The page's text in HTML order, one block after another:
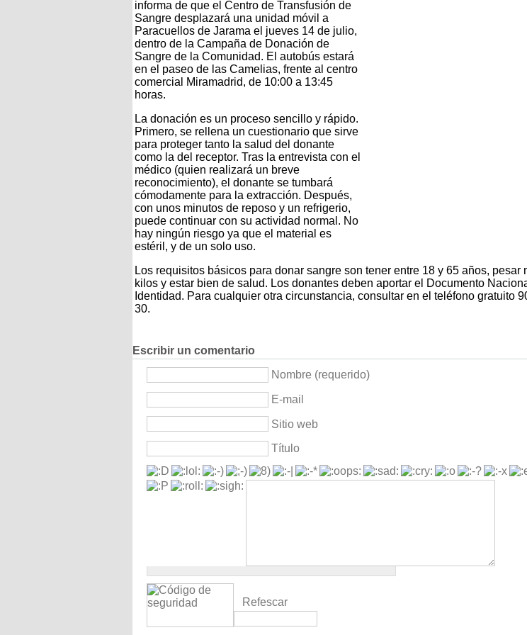
informa de que el Centro de Transfusión de
Sangre desplazará una unidad móvil a
Paracuellos de Jarama el jueves 14 de julio,
dentro de la Campaña de Donación de
Sangre de la Comunidad. El autobús estará
en el paseo de las Camelias, frente al centro
comercial Miramadrid, de 10:00 a 13:45
horas.
La donación es un proceso sencillo y rápido.
Primero, se rellena un cuestionario que sirve
para proteger tanto la salud del donante
como la del receptor. Tras la entrevista con el
médico (quien realizará un breve
reconocimiento), el donante se tumbará
cómodamente para la extracción. Después,
con unos minutos de reposo y un refrigerio,
puede continuar con su actividad normal. No
hay ningún riesgo ya que el material es
estéril, y de un solo uso.
Los requisitos básicos para donar sangre son tener entre 18 y 65 años, pesar
kilos y estar bien de salud. Los donantes deben aportar el Documento
Identidad. Para cualquier otra circunstancia, consultar en el teléfono gratuito
30.
Escribir un comentario
Nombre (requerido)
E-mail
Sitio web
Título
Refescar